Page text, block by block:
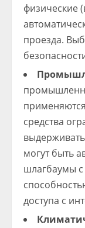
физические
проезда.
средства
могут быть
шлагбаумы
доступа с